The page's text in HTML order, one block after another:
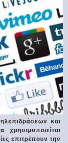
και
επιτρέπουν την